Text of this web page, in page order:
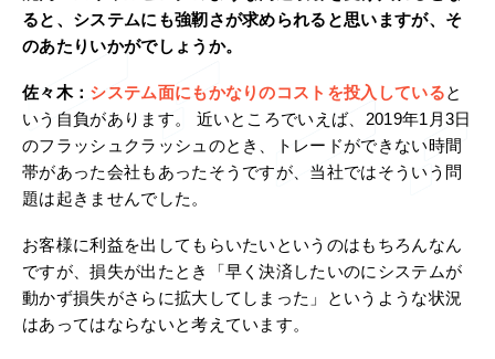
ると、システムにも強靭さが求められると思いますが、そ
のあたりいかがでしょうか。
佐々木： システム面にもかなりのコストを投入していると
いう自負があります。 近いところでいえば、2019年1月3日
のフラッシュクラッシュのとき、トレードができない時間
帯があった会社もあったそうですが、当社ではそういう問
題は起きませんでした。
お客様に利益を出してもらいたいというのはもちろんなん
ですが、損失が出たとき「早く決済したいのにシステムが
動かず損失がさらに拡大してしまった」というような状況
はあってはならないと考えています。